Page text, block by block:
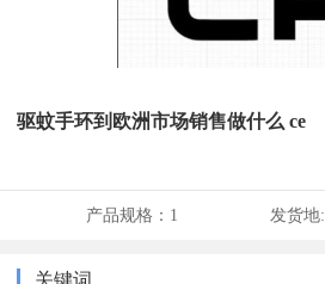
驱蚊手环到欧洲市场销售做什么 ce
产品规格： 1 发货地:
关键词